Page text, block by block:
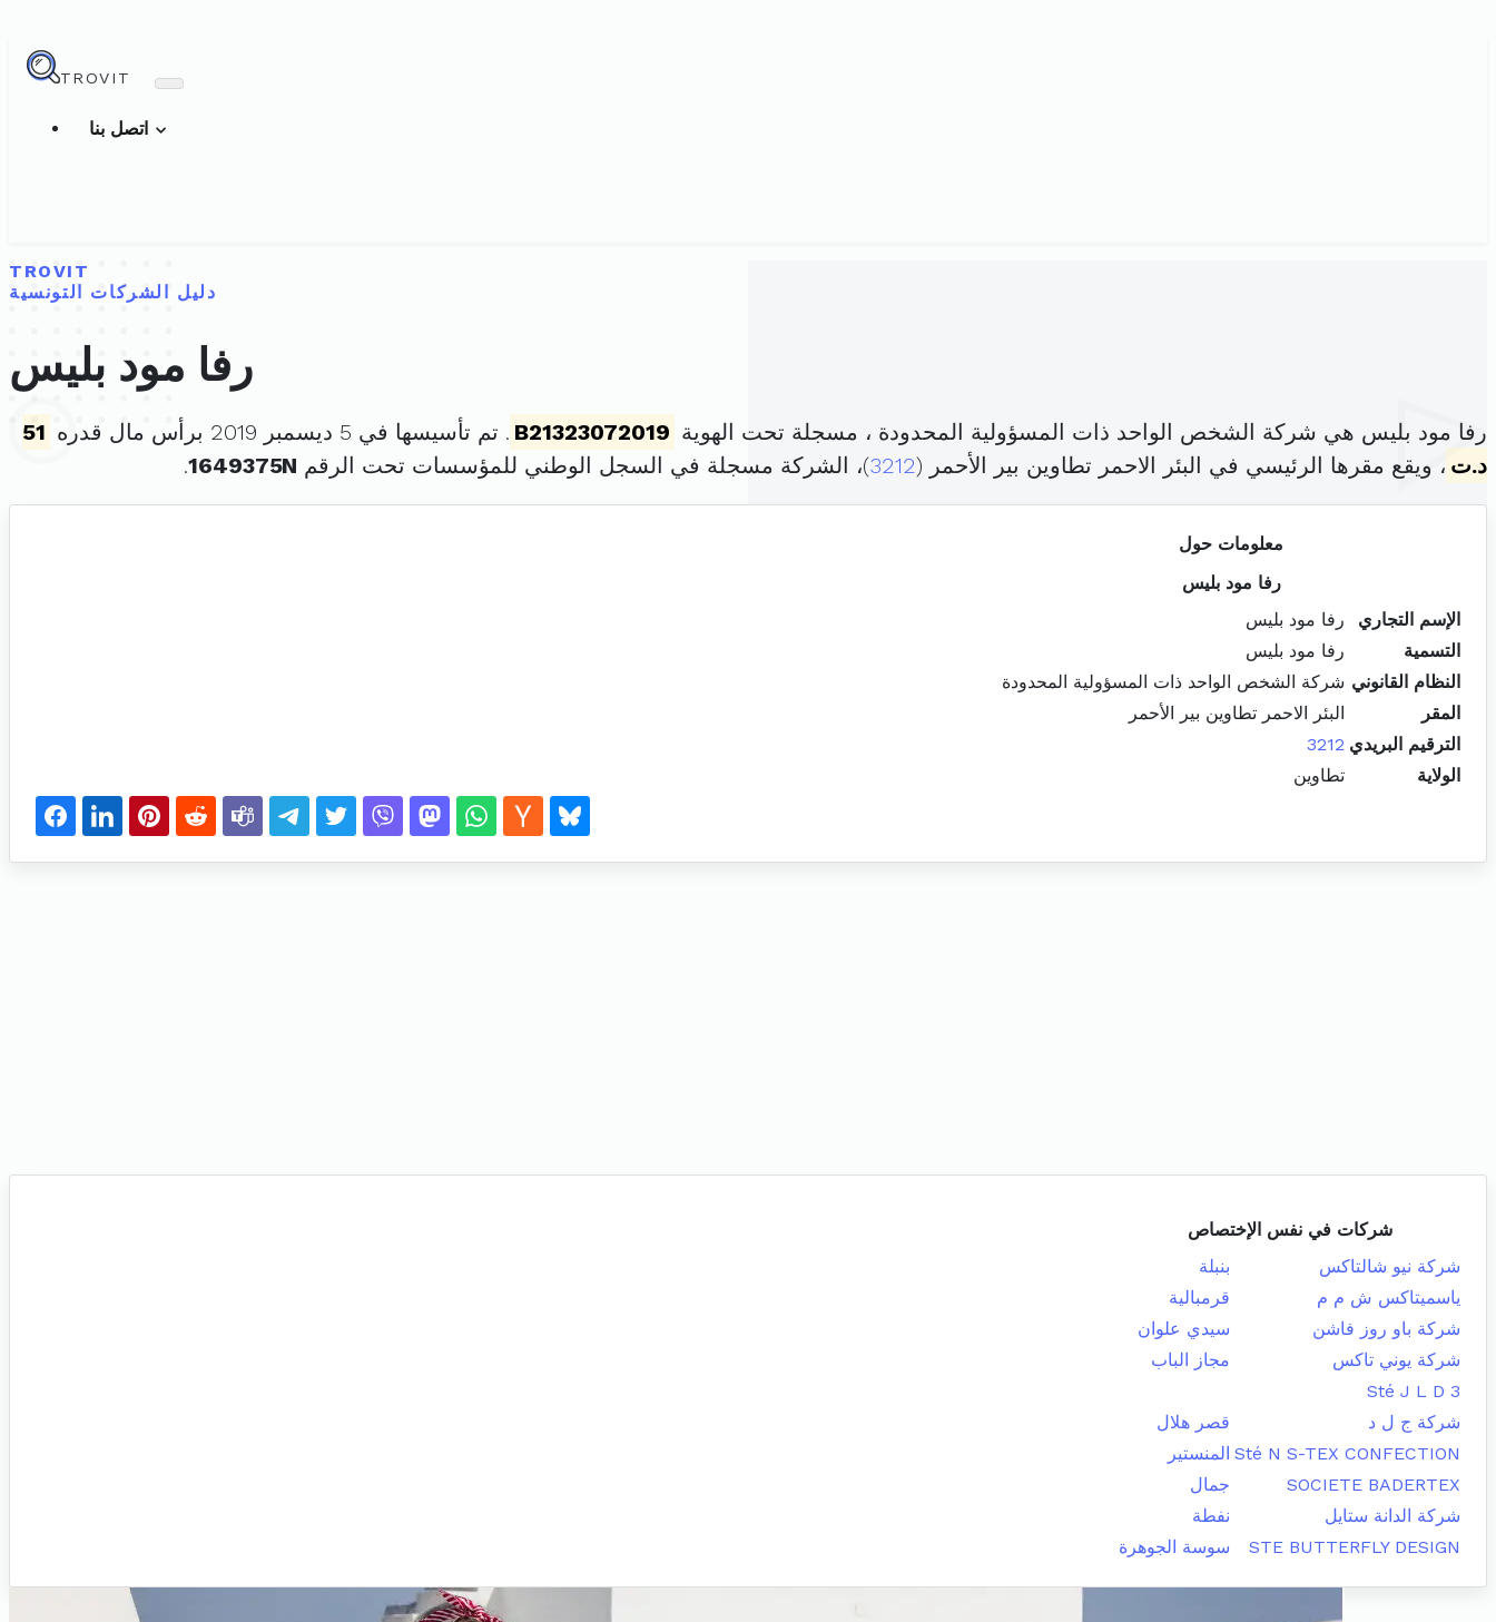
TROVIT
TROVIT
دليل الشركات التونسية
رفا مود بليس
رفا مود بليس هي شركة الشخص الواحد ذات المسؤولية المحدودة ، مسجلة تحت الهوية B21323072019 . تم تأسيسها في 5 ديسمبر 2019 برأس مال قدره
51
د.ت ، ويقع مقرها الرئيسي في البئر الاحمر تطاوين بير الأحمر (3212)، الشركة مسجلة في السجل الوطني للمؤسسات تحت الرقم 1649375N
.
معلومات حول
رفا مود بليس
الإسم التجاري
رفا مود بليس
التسمية
رفا مود بليس
النظام القانوني شركة الشخص الواحد ذات المسؤولية المحدودة
المقر
البئر الاحمر تطاوين بير الأحمر
الترقيم البريدي 3212
الولاية
تطاوين
شركات في نفس الإختصاص
شركة نيو شالتاكس
بنبلة
ياسميتاكس ش م م
قرمبالية
شركة باو روز فاشن
سيدي علوان
شركة يوني تاكس
مجاز الباب
Sté J L D 3
شركة ج ل د
قصر هلال
Sté N S-TEX CONFECTION المنستير
SOCIETE BADERTEX
جمال
شركة الدانة ستايل
نفطة
STE BUTTERFLY DESIGN
سوسة الجوهرة